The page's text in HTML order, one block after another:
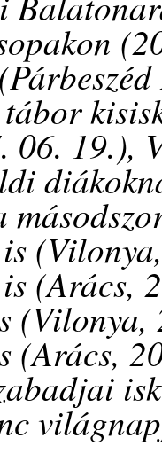
06. 19.),
(Arács,
(Arács,